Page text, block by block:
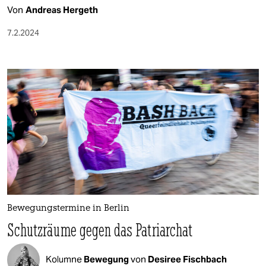
Von Andreas Hergeth
7.2.2024
Bewegungstermine in Berlin
Schutzräume gegen das Patriarchat
Kolumne Bewegungvon Desiree Fischbach